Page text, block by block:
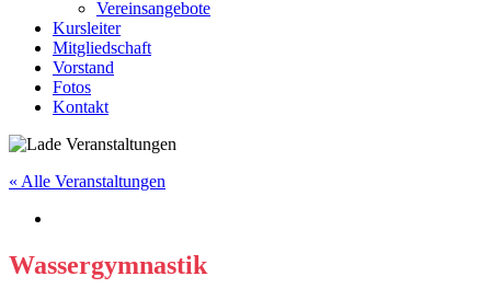
Vereinsangebote
Kursleiter
Mitgliedschaft
Vorstand
Fotos
Kontakt
« Alle Veranstaltungen
Wassergymnastik